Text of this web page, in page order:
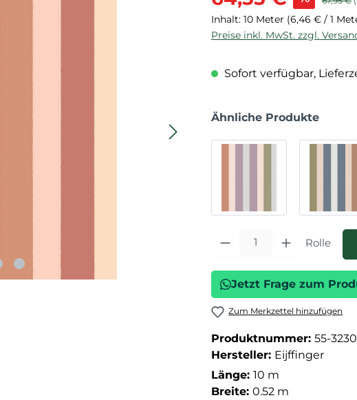
Inhalt: 10 Meter (6,46 € / 1
Preise inkl. MwSt. zzgl.
Sofort verfügbar,
Ähnliche Produkte
Produkt Anzahl: Gib den
Rolle
Jetzt Frage zum
Zum Merkzettel hinzufügen
Produktnummer: 55-
Hersteller: Eijffinger
Länge: 10 m
Breite: 0.52 m